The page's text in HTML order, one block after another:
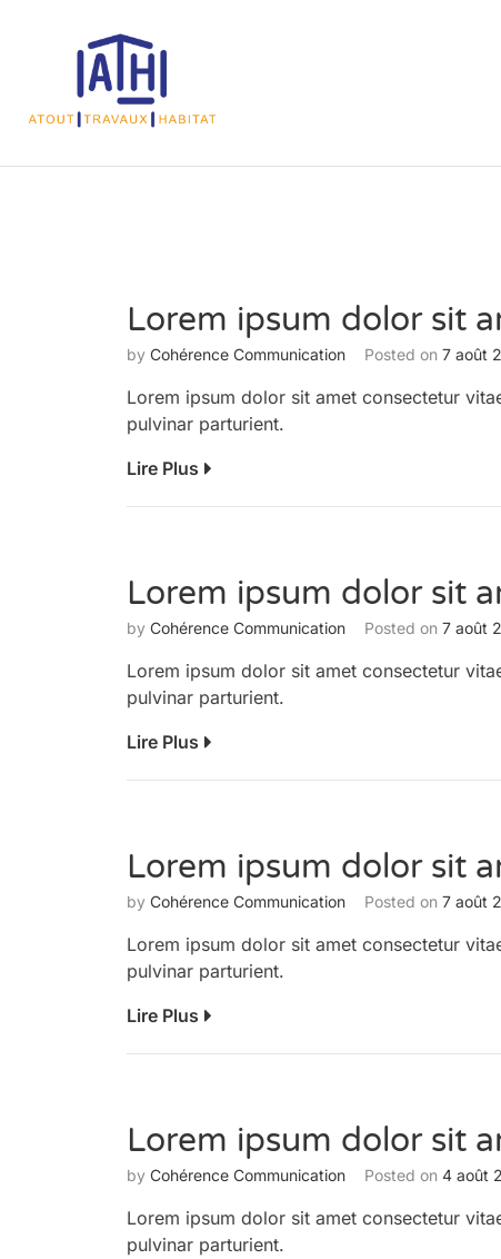
Lorem ipsum dolor sit
by Cohérence Communication Posted on 7 août
Lorem ipsum dolor sit amet consectetur
pulvinar parturient.
Lire Plus
Lorem ipsum dolor sit
by Cohérence Communication Posted on 7 août
Lorem ipsum dolor sit amet consectetur
pulvinar parturient.
Lire Plus
Lorem ipsum dolor sit
by Cohérence Communication Posted on 7 août
Lorem ipsum dolor sit amet consectetur
pulvinar parturient.
Lire Plus
Lorem ipsum dolor sit
by Cohérence Communication Posted on 4 août
Lorem ipsum dolor sit amet consectetur
pulvinar parturient.